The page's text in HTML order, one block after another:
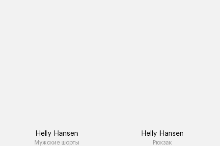
Helly Hansen
Мужские шорты
Helly Hansen
Рюкзак